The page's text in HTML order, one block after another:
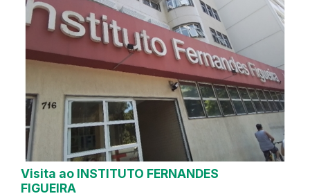
Visita ao INSTITUTO FERNANDES
FIGUEIRA